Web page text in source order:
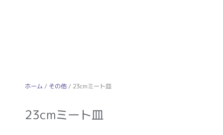
ホーム / その他/ 23cmミート皿
23cmミート皿